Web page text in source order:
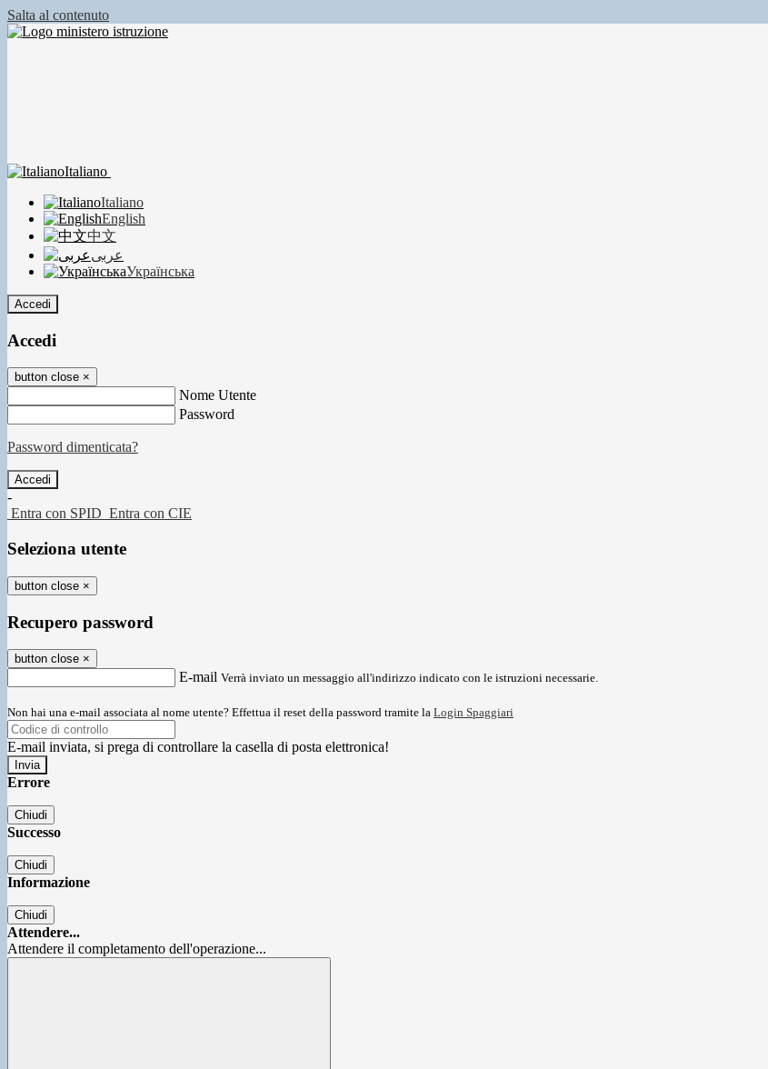
Salta al contenuto
Italiano
Italiano
English
中文
عربى
Українська
Accedi
Accedi
button close ×
Nome Utente
Password
Password dimenticata?
-
Entra con SPID Entra con CIE
Seleziona utente
button close ×
Recupero password
button close ×
E-mail Verrà inviato un messaggio all'indirizzo indicato con le istruzioni necessarie.
Non hai una e-mail associata al nome utente? Effettua il reset della password tramite la Login Spaggiari
E-mail inviata, si prega di controllare la casella di posta elettronica!
Errore
Chiudi
Successo
Chiudi
Informazione
Chiudi
Attendere...
Attendere il completamento dell'operazione...